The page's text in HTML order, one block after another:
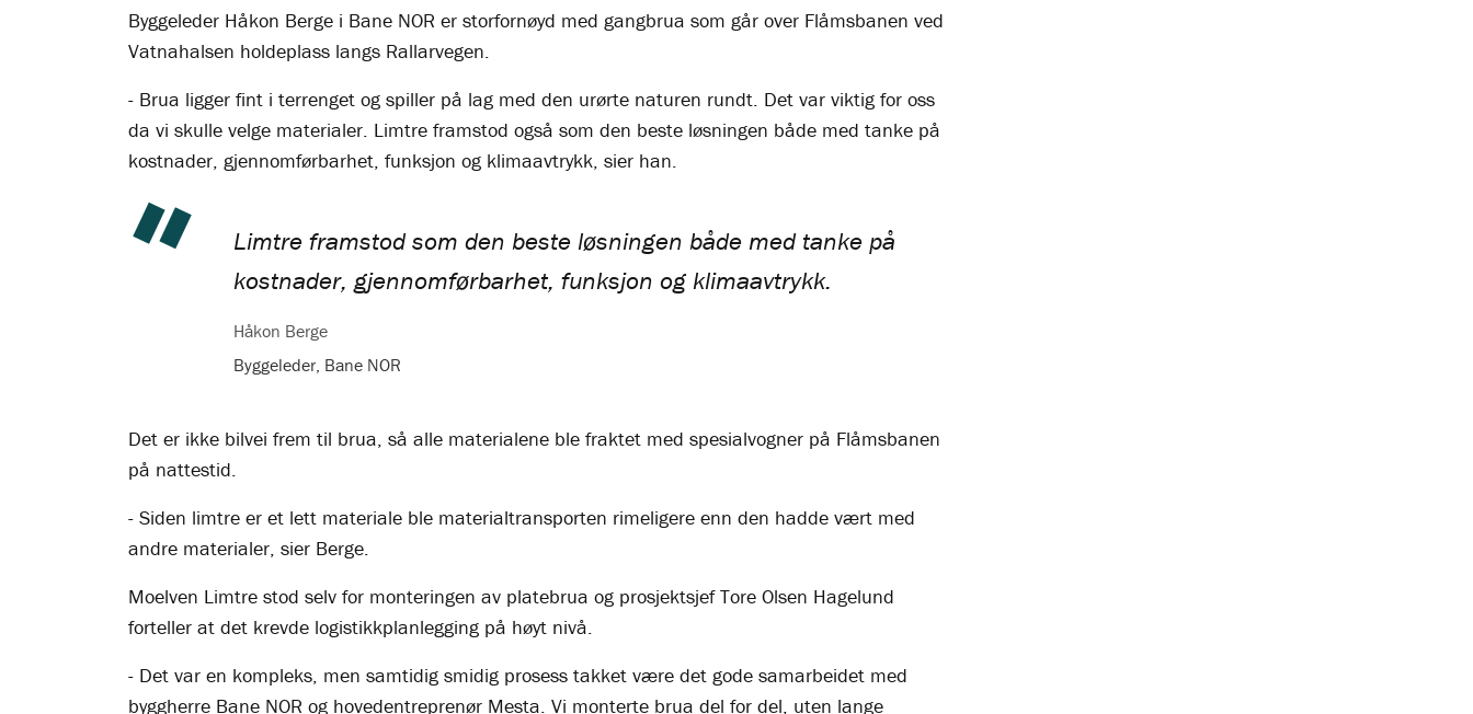
Byggeleder Håkon Berge i Bane NOR er storfornøyd med gangbrua som går over Flåmsbanen ved
Vatnahalsen holdeplass langs Rallarvegen.
- Brua ligger fint i terrenget og spiller på lag med den urørte naturen rundt. Det var viktig for oss
da vi skulle velge materialer. Limtre framstod også som den beste løsningen både med tanke på
kostnader, gjennomførbarhet, funksjon og klimaavtrykk, sier han.
Limtre framstod som den beste løsningen både med tanke på
kostnader, gjennomførbarhet, funksjon og klimaavtrykk.
Håkon Berge
Byggeleder, Bane NOR
Det er ikke bilvei frem til brua, så alle materialene ble fraktet med spesialvogner på Flåmsbanen
på nattestid.
- Siden limtre er et lett materiale ble materialtransporten rimeligere enn den hadde vært med
andre materialer, sier Berge.
Moelven Limtre stod selv for monteringen av platebrua og prosjektsjef Tore Olsen Hagelund
forteller at det krevde logistikkplanlegging på høyt nivå.
- Det var en kompleks, men samtidig smidig prosess takket være det gode samarbeidet med
byggherre Bane NOR og hovedentreprenør Mesta. Vi monterte brua del for del, uten lange